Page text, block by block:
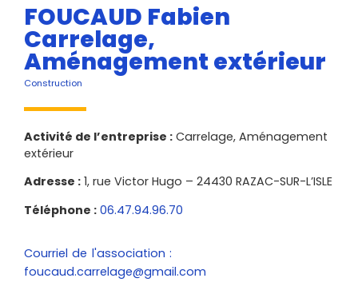
FOUCAUD Fabien
Carrelage,
Aménagement extérieur
Construction
Activité de l’entreprise : Carrelage, Aménagement
extérieur
Adresse : 1, rue Victor Hugo – 24430 RAZAC-SUR-L’ISLE
Téléphone : 06.47.94.96.70
Courriel de l'association :
foucaud.carrelage@gmail.com